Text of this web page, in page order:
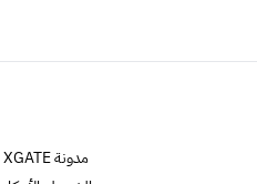
مدونة XGATE